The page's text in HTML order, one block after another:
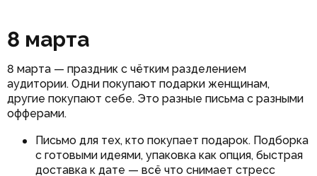
8 марта
8 марта — праздник с чётким разделением
аудитории. Одни покупают подарки женщинам,
другие покупают себе. Это разные письма с разными
офферами.
Письмо для тех, кто покупает подарок. Подборка
с готовыми идеями, упаковка как опция, быстрая
доставка к дате — всё что снимает стресс